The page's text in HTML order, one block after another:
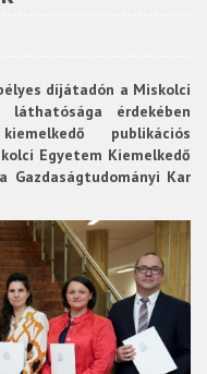
díjátadón a Miskolci
láthatósága érdekében
publikációs
Egyetem Kiemelkedő
Kar